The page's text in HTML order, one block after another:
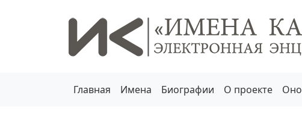
Главная Имена Биографии О проекте